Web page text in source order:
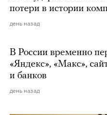
потери в истории
день назад
В России временно
«Яндекс», «Макс»,
и банков
день назад